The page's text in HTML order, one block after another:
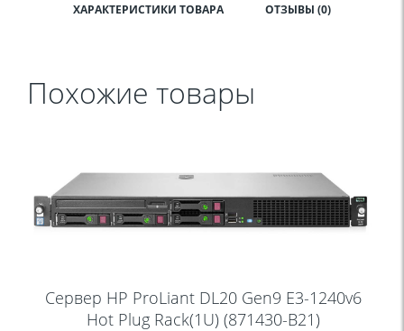
ХАРАКТЕРИСТИКИ ТОВАРА ОТЗЫВЫ (0)
Похожие товары
Сервер HP ProLiant DL20 Gen9 E3-1240v6
Hot Plug Rack(1U) (871430-В21)